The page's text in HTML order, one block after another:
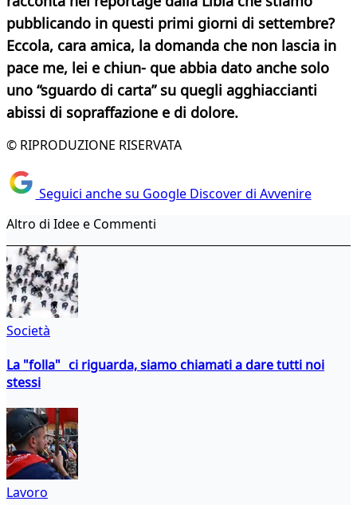
pubblicando in questi primi giorni di settembre?
Eccola, cara amica, la domanda che non lascia in
pace me, lei e chiun- que abbia dato anche solo
uno “sguardo di carta” su quegli agghiaccianti
abissi di sopraffazione e di dolore.
© RIPRODUZIONE RISERVATA
Seguici anche su Google Discover di Avvenire
Altro di Idee e Commenti
Società
La "folla" ci riguarda, siamo chiamati a dare tutti noi
stessi
Lavoro